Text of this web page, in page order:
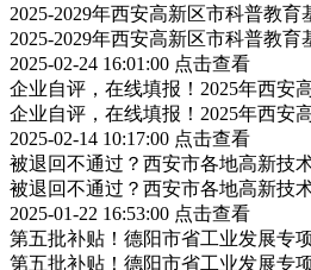
2025-2029年西安高新区市科普教
2025-2029年西安高新区市科普教
2025-02-24 16:01:00 点击查看
企业自评，在线填报！2025年西安
企业自评，在线填报！2025年西安
2025-02-14 10:17:00 点击查看
被退回不通过？西安市各地高新技
被退回不通过？西安市各地高新技
2025-01-22 16:53:00 点击查看
第五批补贴！德阳市省工业发展专
第五批补贴！德阳市省工业发展专